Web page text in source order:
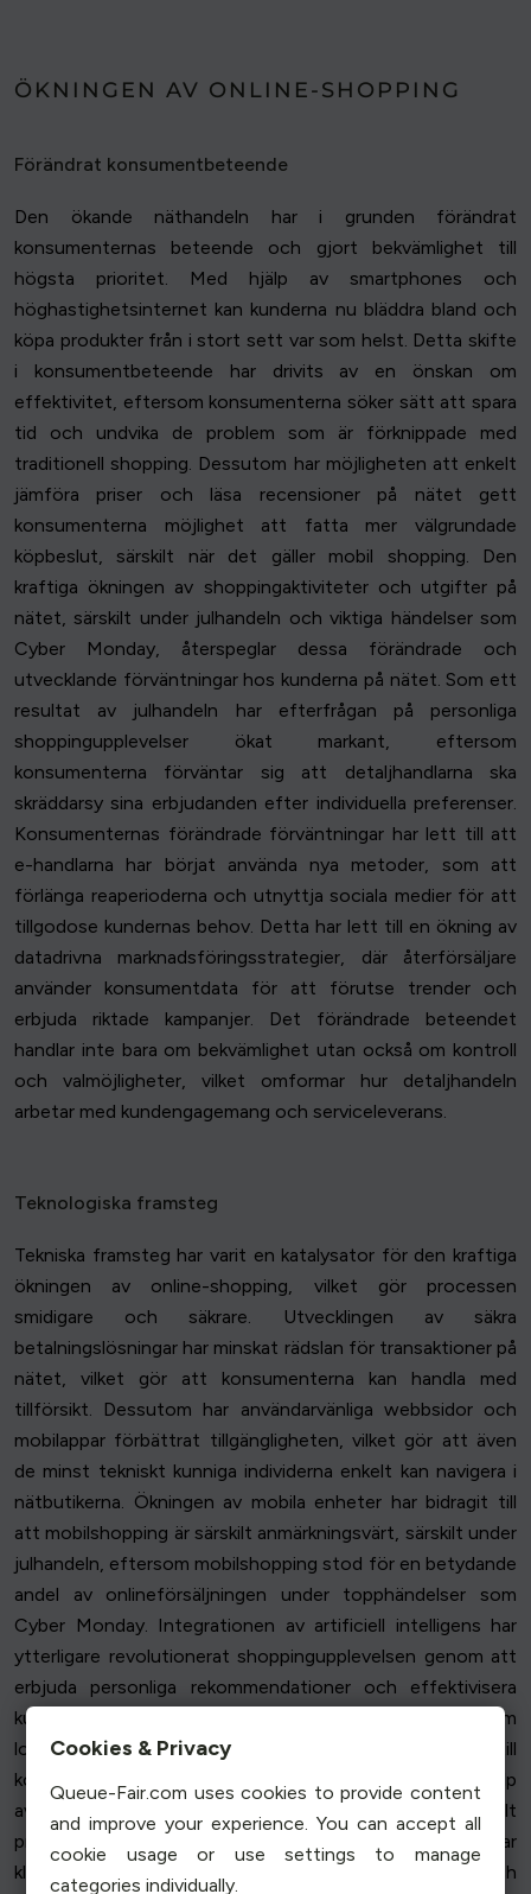
ÖKNINGEN AV ONLINE-SHOPPING
Förändrat konsumentbeteende
Den ökande näthandeln har i grunden förändrat
konsumenternas beteende och gjort bekvämlighet till
högsta prioritet. Med hjälp av smartphones och
höghastighetsinternet kan kunderna nu bläddra bland och
köpa produkter från i stort sett var som helst. Detta skifte
i konsumentbeteende har drivits av en önskan om
effektivitet, eftersom konsumenterna söker sätt att spara
tid och undvika de problem som är förknippade med
traditionell shopping. Dessutom har möjligheten att enkelt
jämföra priser och läsa recensioner på nätet gett
konsumenterna möjlighet att fatta mer välgrundade
köpbeslut, särskilt när det gäller mobil shopping. Den
kraftiga ökningen av shoppingaktiviteter och utgifter på
nätet, särskilt under julhandeln och viktiga händelser som
Cyber Monday, återspeglar dessa förändrade och
utvecklande förväntningar hos kunderna på nätet. Som ett
resultat av julhandeln har efterfrågan på personliga
shoppingupplevelser ökat markant, eftersom
konsumenterna förväntar sig att detaljhandlarna ska
skräddarsy sina erbjudanden efter individuella preferenser.
Konsumenternas förändrade förväntningar har lett till att
e-handlarna har börjat använda nya metoder, som att
förlänga reaperioderna och utnyttja sociala medier för att
tillgodose kundernas behov. Detta har lett till en ökning av
datadrivna marknadsföringsstrategier, där återförsäljare
använder konsumentdata för att förutse trender och
erbjuda riktade kampanjer. Det förändrade beteendet
handlar inte bara om bekvämlighet utan också om kontroll
och valmöjligheter, vilket omformar hur detaljhandeln
arbetar med kundengagemang och serviceleverans.
Teknologiska framsteg
Tekniska framsteg har varit en katalysator för den kraftiga
ökningen av online-shopping, vilket gör processen
smidigare och säkrare. Utvecklingen av säkra
betalningslösningar har minskat rädslan för transaktioner på
nätet, vilket gör att konsumenterna kan handla med
tillförsikt. Dessutom har användarvänliga webbsidor och
mobilappar förbättrat tillgängligheten, vilket gör att även
de minst tekniskt kunniga individerna enkelt kan navigera i
nätbutikerna. Ökningen av mobila enheter har bidragit till
att mobilshopping är särskilt anmärkningsvärt, särskilt under
julhandeln, eftersom mobilshopping stod för en betydande
andel av onlineförsäljningen under topphändelser som
Cyber Monday. Integrationen av artificiell intelligens har
ytterligare revolutionerat shoppingupplevelsen genom att
erbjuda personliga rekommendationer och effektivisera
kundservicen med hjälp av chatbots. Förbättringar inom
logistik och supply chain-teknik har dessutom lett till
kortare leveranstider, vilket ökar kundnöjdheten. Med hjälp
av augmented reality-verktyg kan konsumenterna virtuellt
prova produkter innan de köper dem, vilket överbryggar
klyftan mellan fysiska shoppingupplevelser och
Cookies & Privacy
Queue-Fair.com uses cookies to provide content
and improve your experience. You can accept all
cookie usage or use settings to manage
categories individually.